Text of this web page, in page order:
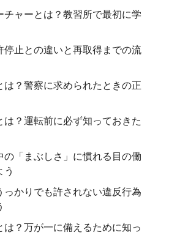
チャーとは？教習所で最初に学
停止との違いと再取得までの流
は？警察に求められたときの正
は？運転前に必ず知っておきた
の「まぶしさ」に慣れる目の働
う
っかりでも許されない違反行為
？万が一に備えるために知っ